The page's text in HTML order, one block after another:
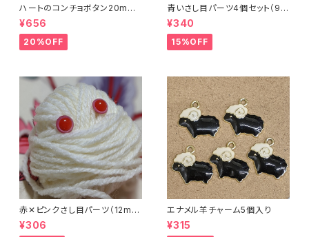
ハートのコンチョボタン20mm
（4個入り）
¥656
20%OFF
青いさし目パーツ4個セット（9m
m）（プラスチックドールアイ）
¥340
15%OFF
赤✕ピンクさし目パーツ（12m
m）（4個セット）
¥306
エナメル羊チャーム5個入り
¥315